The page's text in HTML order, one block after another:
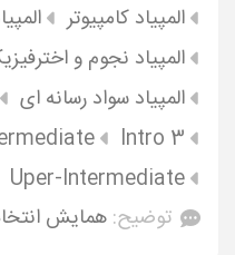
المپیاد کامپیوتر
المپیاد نجوم و
المپیاد سواد رسانه ای
Intro 3
Uper-Intermediate
توضیح: همایش